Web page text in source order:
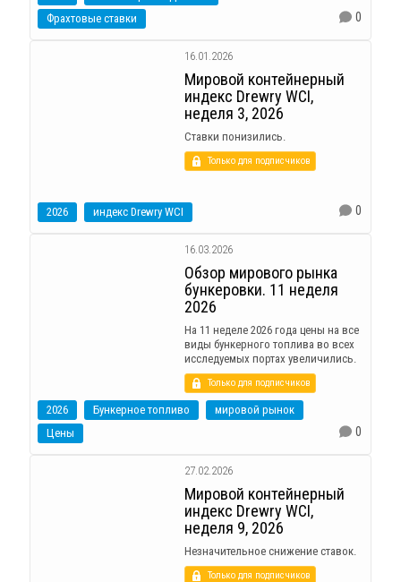
Фрахтовые ставки
0
16.01.2026
Мировой контейнерный
индекс Drewry WCI,
неделя 3, 2026
Ставки понизились.
Только для подписчиков
2026 индекс Drewry WCI 0
16.03.2026
Обзор мирового рынка
бункеровки. 11 неделя
2026
На 11 неделе 2026 года цены на все
виды бункерного топлива во всех
исследуемых портах увеличились.
Только для подписчиков
2026 Бункерное топливо
мировой рынок
Цены
0
27.02.2026
Мировой контейнерный
индекс Drewry WCI,
неделя 9, 2026
Незначительное снижение ставок.
Только для подписчиков